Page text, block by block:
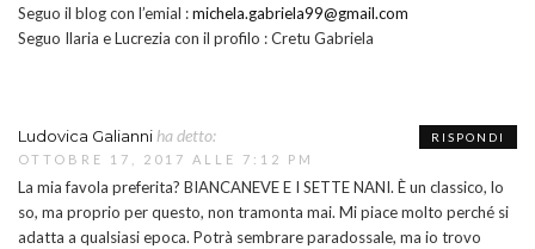
Seguo il blog con l’emial :michela.gabriela99@gmail.com
Seguo Ilaria e Lucrezia con il profilo : Cretu Gabriela
Ludovica Galianniha detto:
OTTOBRE 17, 2017 ALLE 7:12 PM
La mia favola preferita? BIANCANEVE E I SETTE NANI. È un classico, lo
so, ma proprio per questo, non tramonta mai. Mi piace molto perché si
adatta a qualsiasi epoca. Potrà sembrare paradossale, ma io trovo
RISPONDI